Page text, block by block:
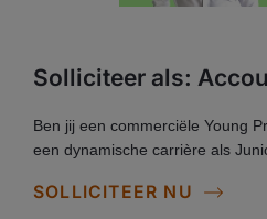
Solliciteer als:
Ben jij een commerciële Young
een dynamische carrière als
SOLLICITEER NU